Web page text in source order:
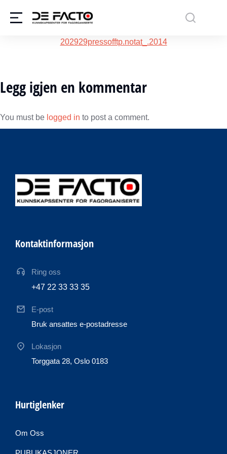
202929pressofftp.notat_.2014
Legg igjen en kommentar
You must be logged in to post a comment.
Kontaktinformasjon
Ring oss
+47 22 33 33 35
E-post
Bruk ansattes e-postadresse
Lokasjon
Torggata 28, Oslo 0183
Hurtiglenker
Om Oss